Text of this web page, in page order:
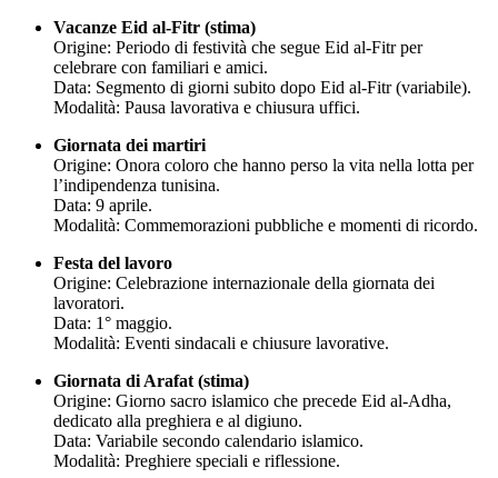
Vacanze Eid al-Fitr (stima)
Origine: Periodo di festività che segue Eid al-Fitr per
celebrare con familiari e amici.
Data: Segmento di giorni subito dopo Eid al-Fitr (variabile).
Modalità: Pausa lavorativa e chiusura uffici.
Giornata dei martiri
Origine: Onora coloro che hanno perso la vita nella lotta per
l’indipendenza tunisina.
Data: 9 aprile.
Modalità: Commemorazioni pubbliche e momenti di ricordo.
Festa del lavoro
Origine: Celebrazione internazionale della giornata dei
lavoratori.
Data: 1° maggio.
Modalità: Eventi sindacali e chiusure lavorative.
Giornata di Arafat (stima)
Origine: Giorno sacro islamico che precede Eid al-Adha,
dedicato alla preghiera e al digiuno.
Data: Variabile secondo calendario islamico.
Modalità: Preghiere speciali e riflessione.